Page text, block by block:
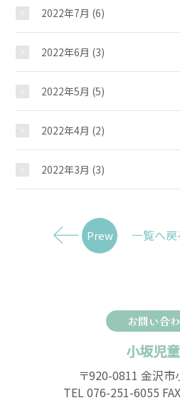
2022年7月 (6)
2022年6月 (3)
2022年5月 (5)
2022年4月 (2)
2022年3月 (3)
Prew 一覧へ戻
お問い合
小坂児
〒920-0811 金沢市
TEL 076-251-6055